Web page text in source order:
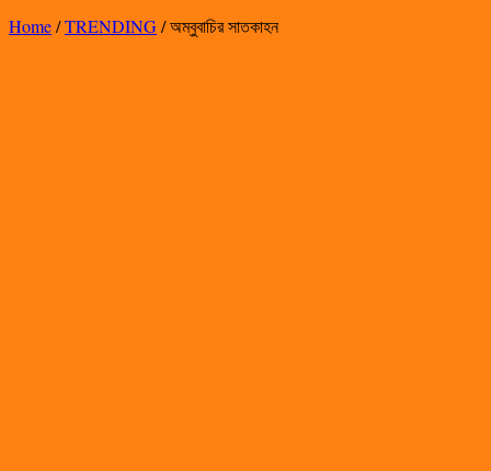
Home/TRENDING/অম্বুবাচির সাতকাহন